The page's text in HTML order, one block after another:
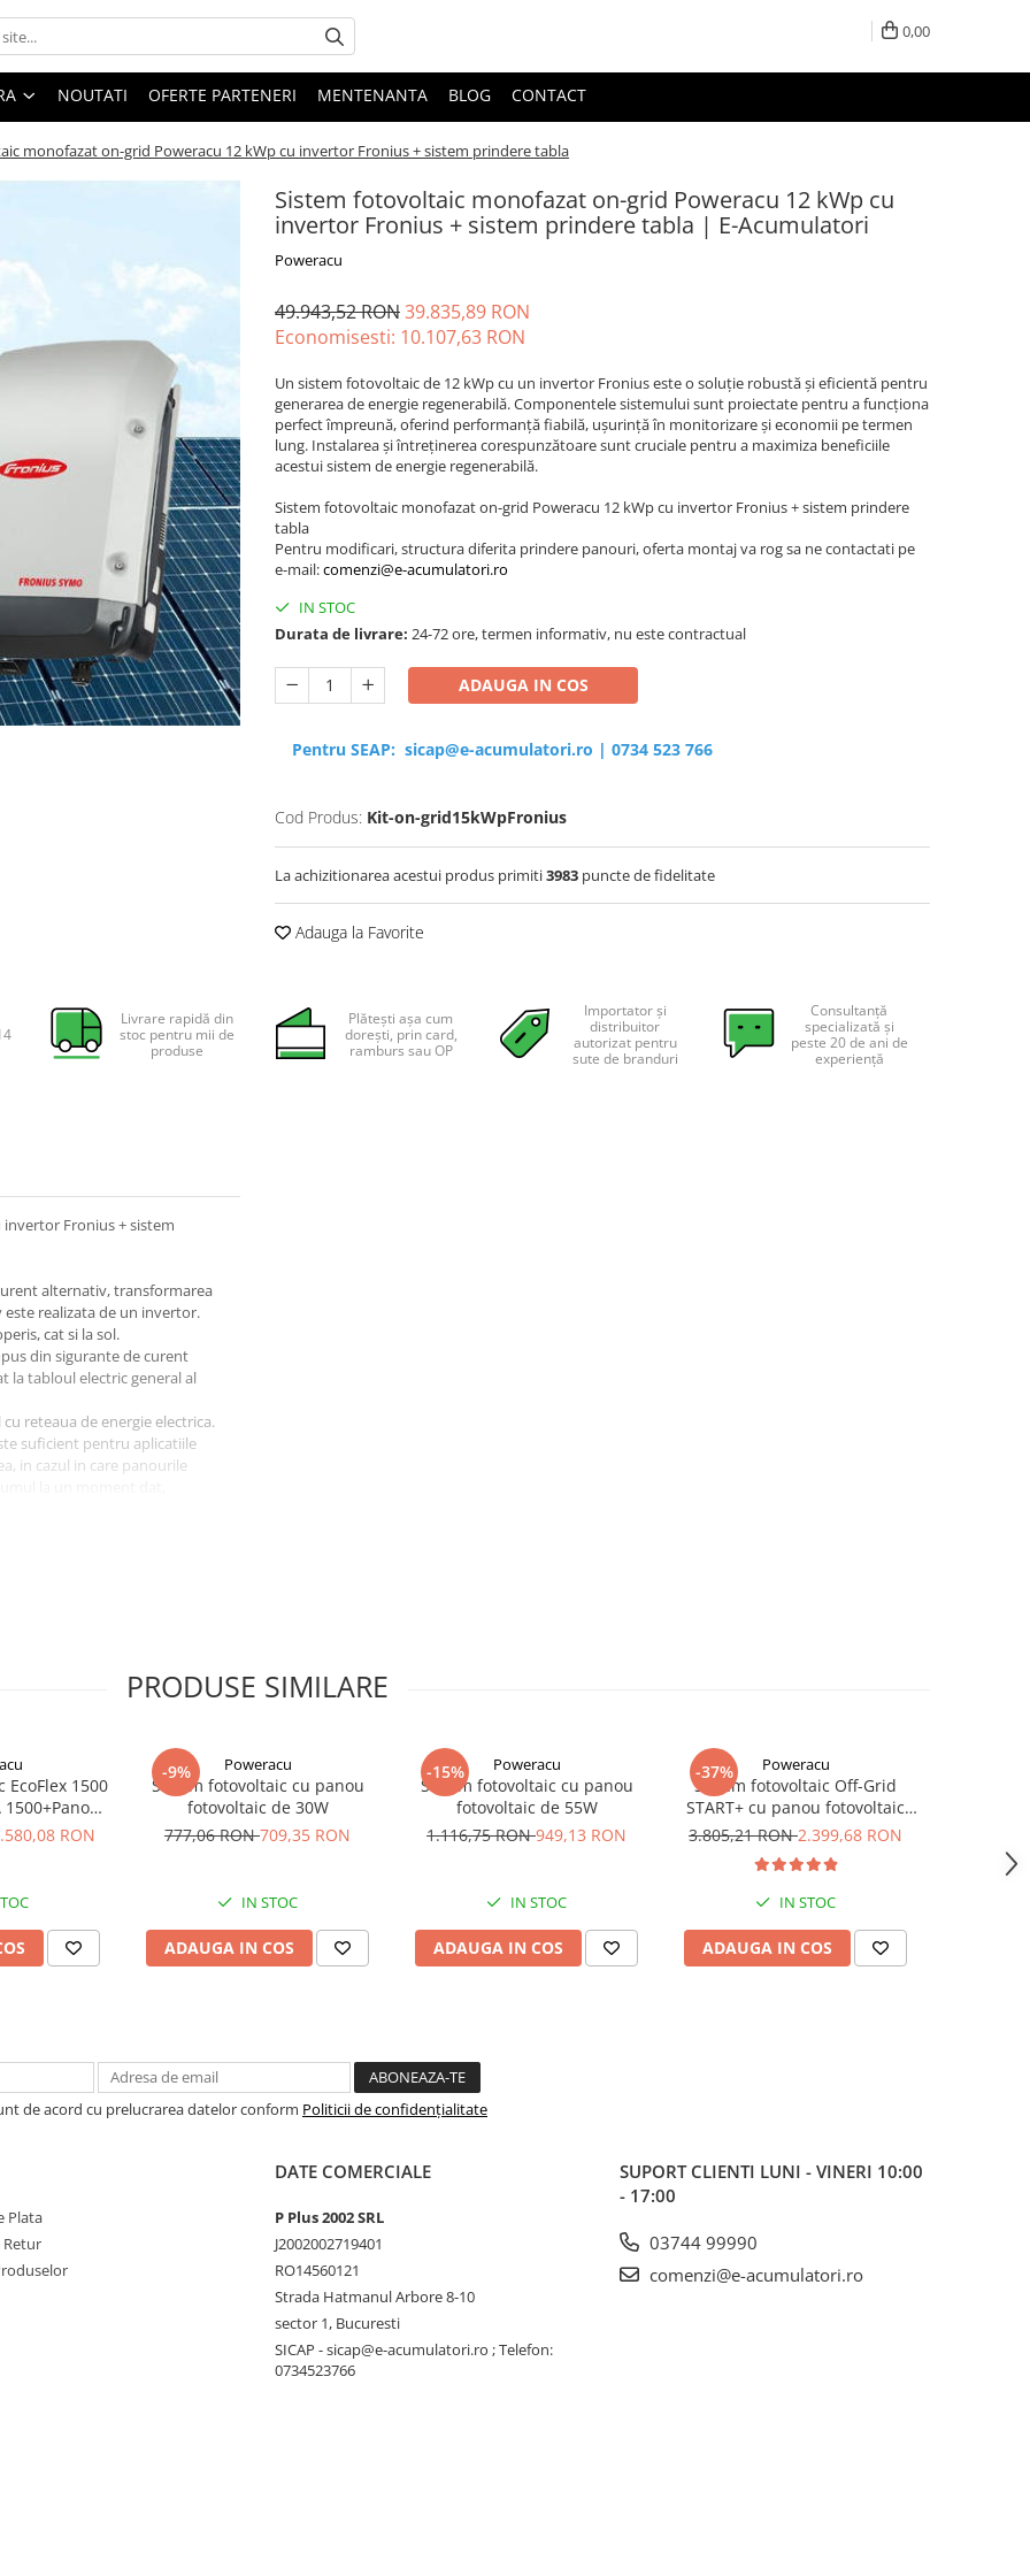
0,00
NOUTATI OFERTE PARTENERI MENTENANTA BLOG CONTACT
monofazat on-grid Poweracu 12 kWp cu invertor Fronius + sistem prindere tabla
Sistem fotovoltaic monofazat on-grid Poweracu 12 kWp cu
invertor Fronius + sistem prindere tabla | E-Acumulatori
Poweracu
49.943,52 RON39.835,89 RON
Economisesti: 10.107,63 RON
Un sistem fotovoltaic de 12 kWp cu un invertor Fronius este o soluție robustă și eficientă pentru
generarea de energie regenerabilă. Componentele sistemului sunt proiectate pentru a funcționa
perfect împreună, oferind performanță fiabilă, ușurință în monitorizare și economii pe termen
lung. Instalarea și întreținerea corespunzătoare sunt cruciale pentru a maximiza beneficiile
acestui sistem de energie regenerabilă.
Sistem fotovoltaic monofazat on-grid Poweracu 12 kWp cu invertor Fronius + sistem prindere
tabla
Pentru modificari, structura diferita prindere panouri, oferta montaj va rog sa ne contactati pe
e-mail:comenzi@e-acumulatori.ro
IN STOC
Durata de livrare: 24-72 ore, termen informativ, nu este contractual
ADAUGA IN COS
Pentru SEAP: sicap@e-acumulatori.ro | 0734 523 766
Cod Produs: Kit-on-grid15kWpFronius
La achizitionarea acestui produs primiti3983 puncte de fidelitate
Adauga la Favorite
Livrare rapidă din
stoc pentru mii de
produse
Plătești așa cum
dorești, prin card,
ramburs sau OP
Importator și
distribuitor
autorizat pentru
sute de branduri
Consultanță
specializată și
peste 20 de ani de
experiență
Fronius + sistem
alternativ, transformarea
realizata de un invertor.
cat si la sol.
din sigurante de curent
la tabloul electric general al
reteaua de energie electrica.
suficient pentru aplicatiile
in cazul in care panourile
va deconta energia
PIF (punere in functiune)
montaj va rog sa ne contactati
PRODUSE SIMILARE
1500
1500+Panou
SOLARFAM
RON
-9% Poweracu
Sistem fotovoltaic cu panou
fotovoltaic de 30W
777,06 RON709,35 RON
IN STOC
ADAUGA IN COS
-15% Poweracu
Sistem fotovoltaic cu panou
fotovoltaic de 55W
1.116,75 RON949,13 RON
IN STOC
ADAUGA IN COS
-37% Poweracu
Sistem fotovoltaic Off-Grid
START+ cu panou fotovoltaic
420Wp si invertor Victron
12Vcc si 230Vca
3.805,21 RON2.399,68 RON
IN STOC
ADAUGA IN COS
de acord cu prelucrarea datelor conform Politicii de confidențialitate
Plata
Retur
DATE COMERCIALE
P Plus 2002 SRL
J2002002719401
RO14560121
Strada Hatmanul Arbore 8-10
sector 1, Bucuresti
SICAP - sicap@e-acumulatori.ro ; Telefon:
0734523766
SUPORT CLIENTI LUNI - VINERI 10:00
- 17:00
03744 99990
comenzi@e-acumulatori.ro